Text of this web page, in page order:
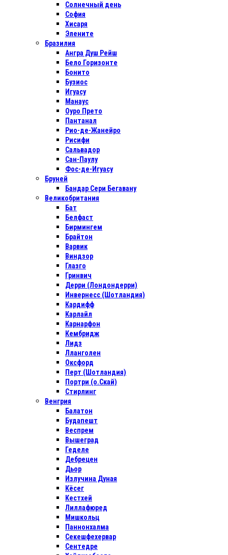
Солнечный день
София
Хисаря
Элените
Бразилия
Ангра Душ Рейш
Бело Горизонте
Бонито
Бузиос
Игуасу
Манаус
Оуро Прето
Пантанал
Рио-де-Жанейро
Рисифи
Сальвадор
Сан-Паулу
Фос-де-Игуасу
Бруней
Бандар Сери Бегавану
Великобритания
Бат
Белфаст
Бирмингем
Брайтон
Варвик
Виндзор
Глазго
Гринвич
Дерри (Лондондерри)
Инвернесс (Шотландия)
Кардифф
Карлайл
Карнарфон
Кембридж
Лидз
Лланголен
Оксфорд
Перт (Шотландия)
Портри (о.Скай)
Стирлинг
Венгрия
Балатон
Будапешт
Веспрем
Вышеград
Геделе
Дебрецен
Дьор
Излучина Дуная
Кёсег
Кестхей
Лиллафюред
Мишкольц
Паннонхалма
Секешфехервар
Сентедре